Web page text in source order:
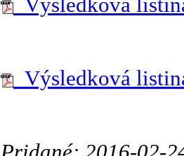
Výsledková
Výsledková